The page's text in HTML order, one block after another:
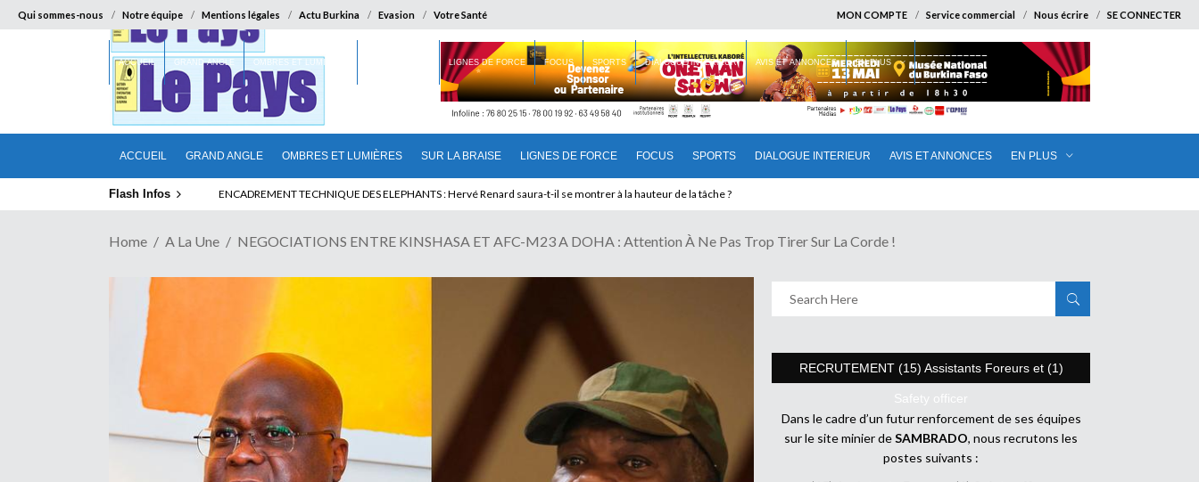
Qui sommes-nous Notre équipe Mentions légales Actu Burkina Evasion Votre Santé MON COMPTE Service commercial Nous écrire SE CONNECTER
ACCUEIL GRAND ANGLE OMBRES ET LUMIÈRES SUR LA BRAISE LIGNES DE FORCE FOCUS SPORTS DIALOGUE INTERIEUR AVIS ET ANNONCES EN PLUS
ACCUEIL GRAND ANGLE OMBRES ET LUMIÈRES LIGNES DE FORCE FOCUS SPORTS DIALOGUE INTERIEUR AVIS ET ANNONCES EN PLUS
Flash Infos JOHN DRAMANI EN JAMAIQUE POUR DES QUESTIONS LIEES A L’ESCLAVAGE : Kingston valait bien un détour
Home A La Une NEGOCIATIONS ENTRE KINSHASA ET AFC-M23 A DOHA : Attention À Ne Pas Trop Tirer Sur La Corde !
RECRUTEMENT (15) Assistants Foreurs et (1)
Safety officer
Dans le cadre d’un futur renforcement de ses équipes
sur le site minier deSAMBRADO, nous recrutons les
postes suivants :